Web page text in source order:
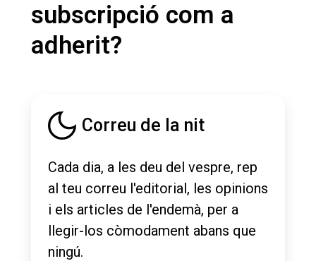
subscripció com a
adherit?
Correu de la nit
Cada dia, a les deu del vespre, rep
al teu correu l'editorial, les opinions
i els articles de l'endemà, per a
llegir-los còmodament abans que
ningú.